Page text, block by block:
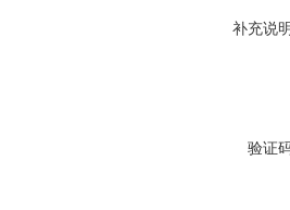
补充说
验证